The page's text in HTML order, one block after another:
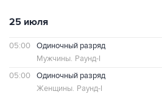
25 июля
05:00
Одиночный разряд
Мужчины. Раунд-I
05:00
Одиночный разряд
Женщины. Раунд-I